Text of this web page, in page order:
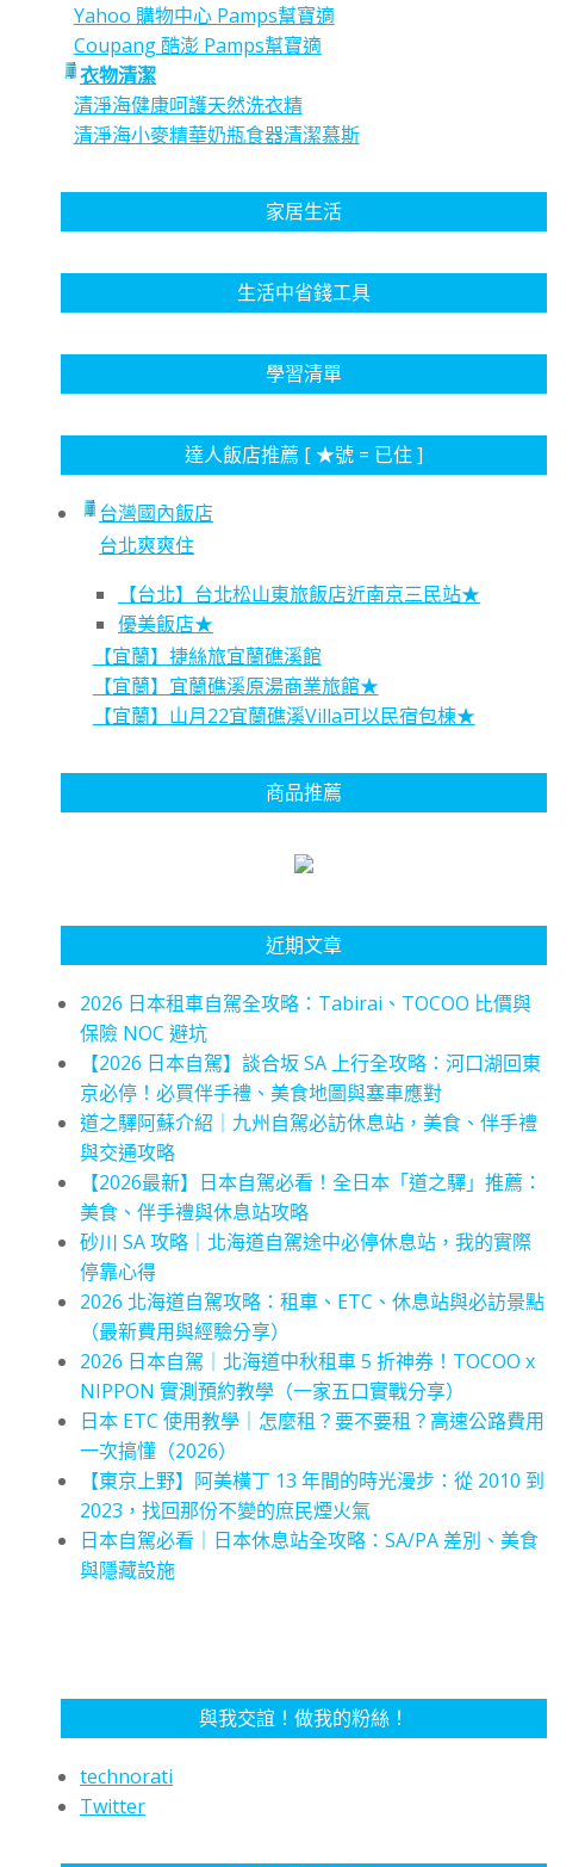
Yahoo 購物中心 Pamps幫寶適
Coupang 酷澎 Pamps幫寶適
衣物清潔
清淨海健康呵護天然洗衣精
清淨海小麥精華奶瓶食器清潔慕斯
家居生活
生活中省錢工具
學習清單
達人飯店推薦 [ ★號 = 已住 ]
台灣國內飯店
台北爽爽住
【台北】台北松山東旅飯店近南京三民站★
優美飯店★
【宜蘭】捷絲旅宜蘭礁溪館
【宜蘭】宜蘭礁溪原湯商業旅館★
【宜蘭】山月22宜蘭礁溪Villa可以民宿包棟★
商品推薦
近期文章
2026 日本租車自駕全攻略：Tabirai、TOCOO 比價與
保險 NOC 避坑
【2026 日本自駕】談合坂 SA 上行全攻略：河口湖回東
京必停！必買伴手禮、美食地圖與塞車應對
道之驛阿蘇介紹｜九州自駕必訪休息站，美食、伴手禮
與交通攻略
【2026最新】日本自駕必看！全日本「道之驛」推薦：
美食、伴手禮與休息站攻略
砂川 SA 攻略｜北海道自駕途中必停休息站，我的實際
停靠心得
2026 北海道自駕攻略：租車、ETC、休息站與必訪景點
（最新費用與經驗分享）
2026 日本自駕｜北海道中秋租車 5 折神券！TOCOO x
NIPPON 實測預約教學（一家五口實戰分享）
日本 ETC 使用教學｜怎麼租？要不要租？高速公路費用
一次搞懂（2026）
【東京上野】阿美橫丁 13 年間的時光漫步：從 2010 到
2023，找回那份不變的庶民煙火氣
日本自駕必看｜日本休息站全攻略：SA/PA 差別、美食
與隱藏設施
與我交誼！做我的粉絲！
technorati
Twitter